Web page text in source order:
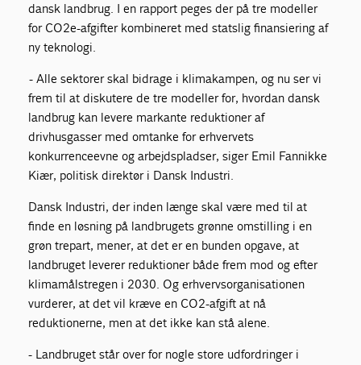
dansk landbrug. I en rapport peges der på tre modeller
for CO2e-afgifter kombineret med statslig finansiering af
ny teknologi.
- Alle sektorer skal bidrage i klimakampen, og nu ser vi
frem til at diskutere de tre modeller for, hvordan dansk
landbrug kan levere markante reduktioner af
drivhusgasser med omtanke for erhvervets
konkurrenceevne og arbejdspladser, siger Emil Fannikke
Kiær, politisk direktør i Dansk Industri.
Dansk Industri, der inden længe skal være med til at
finde en løsning på landbrugets grønne omstilling i en
grøn trepart, mener, at det er en bunden opgave, at
landbruget leverer reduktioner både frem mod og efter
klimamålstregen i 2030. Og erhvervsorganisationen
vurderer, at det vil kræve en CO2-afgift at nå
reduktionerne, men at det ikke kan stå alene.
- Landbruget står over for nogle store udfordringer i